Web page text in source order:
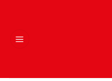
contenu